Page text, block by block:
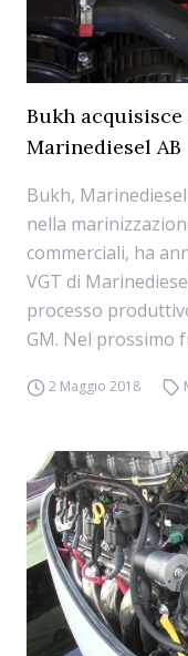
Bukh
Marinediesel AB
Bukh,
nella
commerciali, ha
VGT di
processo
GM. Nel prossimo
2 Maggio 2018